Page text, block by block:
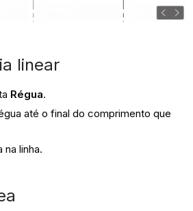
linear
Régua.
até o final do comprimento que
na linha.